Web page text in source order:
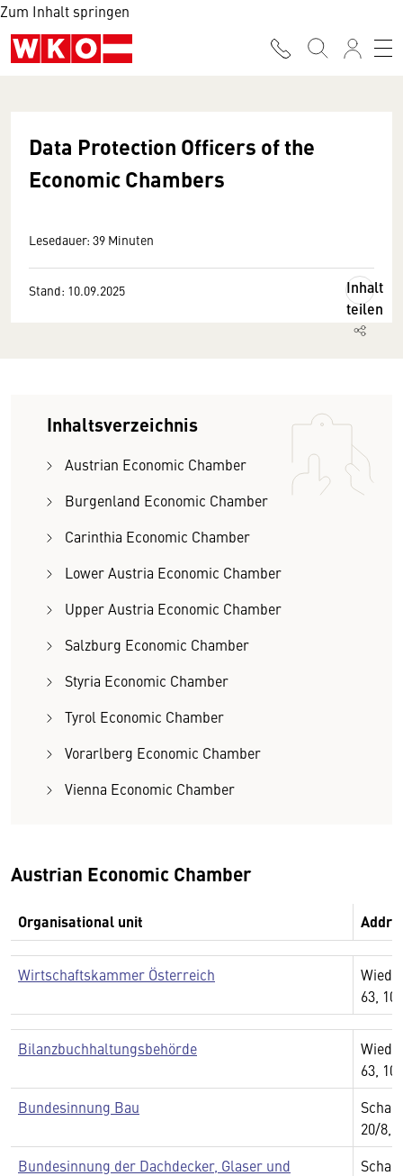
Zum Inhalt springen
Data Protection Officers of the
Economic Chambers
Lesedauer: 39 Minuten
Stand: 10.09.2025
Inhalt
teilen
Inhaltsverzeichnis
Austrian Economic Chamber
Burgenland Economic Chamber
Carinthia Economic Chamber
Lower Austria Economic Chamber
Upper Austria Economic Chamber
Salzburg Economic Chamber
Styria Economic Chamber
Tyrol Economic Chamber
Vorarlberg Economic Chamber
Vienna Economic Chamber
Austrian Economic Chamber
Organisational unit
Wirtschaftskammer Österreich
63,
Bilanzbuchhaltungsbehörde
63,
Bundesinnung Bau
20/8,
Bundesinnung der Dachdecker, Glaser und